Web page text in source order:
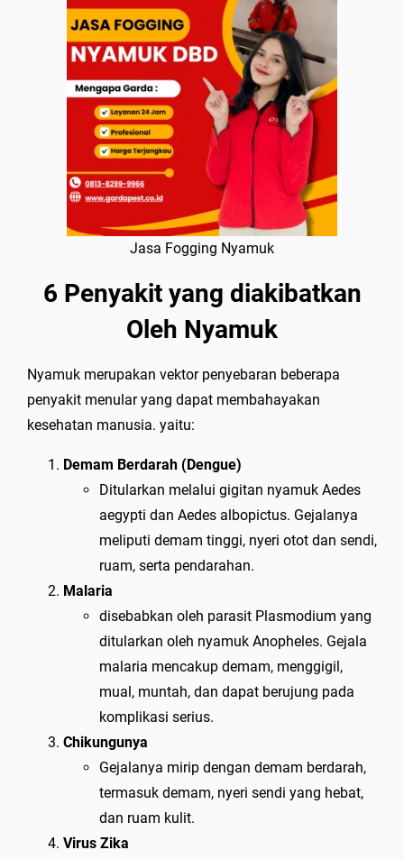
Jasa Fogging Nyamuk
6 Penyakit yang diakibatkan
Oleh Nyamuk
Nyamuk merupakan vektor penyebaran beberapa
penyakit menular yang dapat membahayakan
kesehatan manusia. yaitu:
Demam Berdarah (Dengue)
Ditularkan melalui gigitan nyamuk Aedes
aegypti dan Aedes albopictus. Gejalanya
meliputi demam tinggi, nyeri otot dan sendi,
ruam, serta pendarahan.
Malaria
disebabkan oleh parasit Plasmodium yang
ditularkan oleh nyamuk Anopheles. Gejala
malaria mencakup demam, menggigil,
mual, muntah, dan dapat berujung pada
komplikasi serius.
Chikungunya
Gejalanya mirip dengan demam berdarah,
termasuk demam, nyeri sendi yang hebat,
dan ruam kulit.
Virus Zika